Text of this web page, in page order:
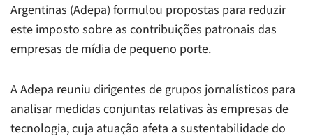
Argentinas (Adepa) formulou propostas para reduzir
este imposto sobre as contribuições patronais das
empresas de mídia de pequeno porte.
A Adepa reuniu dirigentes de grupos jornalísticos para
analisar medidas conjuntas relativas às empresas de
tecnologia, cuja atuação afeta a sustentabilidade do